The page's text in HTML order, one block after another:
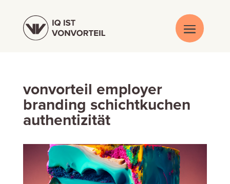
vonvorteil employer
branding schichtkuchen
authentizität